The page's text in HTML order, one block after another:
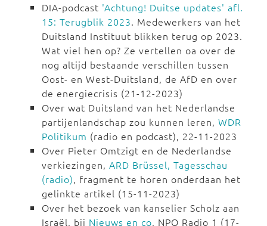
DIA-podcast 'Achtung! Duitse updates' afl.
15: Terugblik 2023. Medewerkers van het
Duitsland Instituut blikken terug op 2023.
Wat viel hen op? Ze vertellen oa over de
nog altijd bestaande verschillen tussen
Oost- en West-Duitsland, de AfD en over
de energiecrisis (21-12-2023)
Over wat Duitsland van het Nederlandse
partijenlandschap zou kunnen leren, WDR
Politikum (radio en podcast), 22-11-2023
Over Pieter Omtzigt en de Nederlandse
verkiezingen, ARD Brüssel, Tagesschau
(radio), fragment te horen onderdaan het
gelinkte artikel (15-11-2023)
Over het bezoek van kanselier Scholz aan
Israël, bij Nieuws en co, NPO Radio 1 (17-